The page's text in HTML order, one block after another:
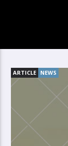
ARTICLE NEWS